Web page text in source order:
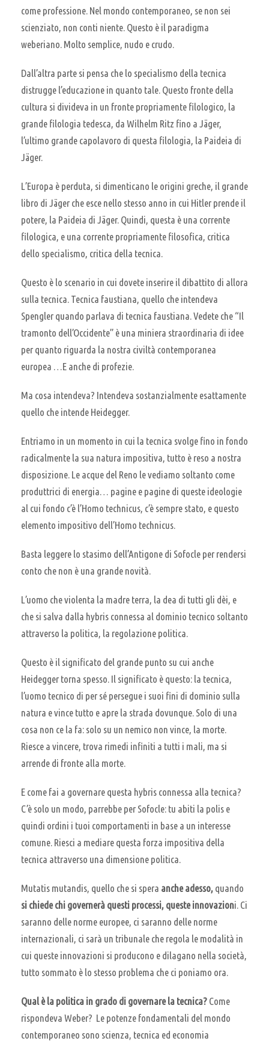
come professione. Nel mondo contemporaneo, se non sei
scienziato, non conti niente. Questo è il paradigma
weberiano. Molto semplice, nudo e crudo.
Dall’altra parte si pensa che lo specialismo della tecnica
distrugge l’educazione in quanto tale. Questo fronte della
cultura si divideva in un fronte propriamente filologico, la
grande filologia tedesca, da Wilhelm Ritz fino a Jäger,
l’ultimo grande capolavoro di questa filologia, la Paideia di
Jäger.
L’Europa è perduta, si dimenticano le origini greche, il grande
libro di Jäger che esce nello stesso anno in cui Hitler prende il
potere, la Paideia di Jäger. Quindi, questa è una corrente
filologica, e una corrente propriamente filosofica, critica
dello specialismo, critica della tecnica.
Questo è lo scenario in cui dovete inserire il dibattito di allora
sulla tecnica. Tecnica faustiana, quello che intendeva
Spengler quando parlava di tecnica faustiana. Vedete che “Il
tramonto dell’Occidente” è una miniera straordinaria di idee
per quanto riguarda la nostra civiltà contemporanea
europea …E anche di profezie.
Ma cosa intendeva? Intendeva sostanzialmente esattamente
quello che intende Heidegger.
Entriamo in un momento in cui la tecnica svolge fino in fondo
radicalmente la sua natura impositiva, tutto è reso a nostra
disposizione. Le acque del Reno le vediamo soltanto come
produttrici di energia… pagine e pagine di queste ideologie
al cui fondo c’è l’Homo technicus, c’è sempre stato, e questo
elemento impositivo dell’Homo technicus.
Basta leggere lo stasimo dell’Antigone di Sofocle per rendersi
conto che non è una grande novità.
L’uomo che violenta la madre terra, la dea di tutti gli dèi, e
che si salva dalla hybris connessa al dominio tecnico soltanto
attraverso la politica, la regolazione politica.
Questo è il significato del grande punto su cui anche
Heidegger torna spesso. Il significato è questo: la tecnica,
l’uomo tecnico di per sé persegue i suoi fini di dominio sulla
natura e vince tutto e apre la strada dovunque. Solo di una
cosa non ce la fa: solo su un nemico non vince, la morte.
Riesce a vincere, trova rimedi infiniti a tutti i mali, ma si
arrende di fronte alla morte.
E come fai a governare questa hybris connessa alla tecnica?
C’è solo un modo, parrebbe per Sofocle: tu abiti la polis e
quindi ordini i tuoi comportamenti in base a un interesse
comune. Riesci a mediare questa forza impositiva della
tecnica attraverso una dimensione politica.
Mutatis mutandis, quello che si spera anche adesso, quando
si chiede chi governerà questi processi, queste innovazioni. Ci
saranno delle norme europee, ci saranno delle norme
internazionali, ci sarà un tribunale che regola le modalità in
cui queste innovazioni si producono e dilagano nella società,
tutto sommato è lo stesso problema che ci poniamo ora.
Qual è la politica in grado di governare la tecnica? Come
rispondeva Weber? Le potenze fondamentali del mondo
contemporaneo sono scienza, tecnica ed economia